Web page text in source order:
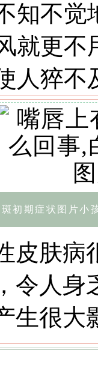
知不觉
就更不
人猝
初期症状图片小
皮肤病
令人身
生很大